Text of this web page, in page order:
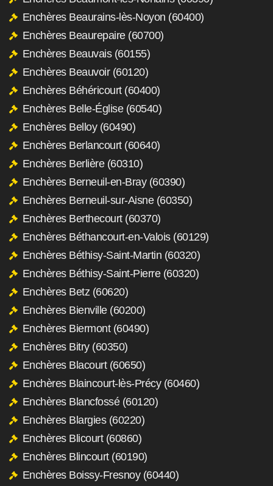
Enchères Beaurains-lès-Noyon (60400)
Enchères Beaurepaire (60700)
Enchères Beauvais (60155)
Enchères Beauvoir (60120)
Enchères Béhéricourt (60400)
Enchères Belle-Église (60540)
Enchères Belloy (60490)
Enchères Berlancourt (60640)
Enchères Berlière (60310)
Enchères Berneuil-en-Bray (60390)
Enchères Berneuil-sur-Aisne (60350)
Enchères Berthecourt (60370)
Enchères Béthancourt-en-Valois (60129)
Enchères Béthisy-Saint-Martin (60320)
Enchères Béthisy-Saint-Pierre (60320)
Enchères Betz (60620)
Enchères Bienville (60200)
Enchères Biermont (60490)
Enchères Bitry (60350)
Enchères Blacourt (60650)
Enchères Blaincourt-lès-Précy (60460)
Enchères Blancfossé (60120)
Enchères Blargies (60220)
Enchères Blicourt (60860)
Enchères Blincourt (60190)
Enchères Boissy-Fresnoy (60440)